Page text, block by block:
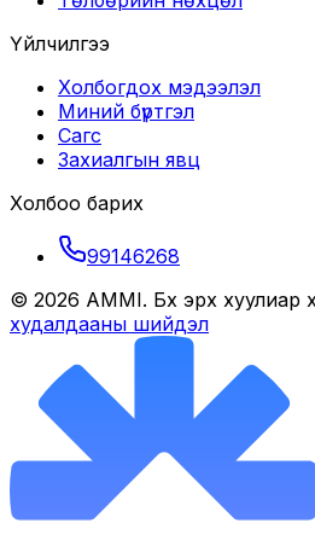
Үйлчилгээ
Холбогдох мэдээлэл
Миний бүртгэл
Сагс
Захиалгын явц
Холбоо барих
99146268
© 2026 AMMI. Бүх эрх хуулиар
худалдааны шийдэл